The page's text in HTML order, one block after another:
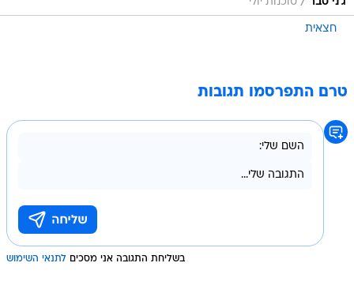
חצאית
טרם התפרסמו תגובות
בשליחת התגובה אני מסכים לתנאי השימוש